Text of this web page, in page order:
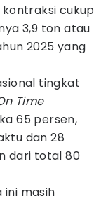
cukup
3,9 ton atau
2025 yang
tingkat
Time
65 persen,
dan 28
dari total 80
ini masih